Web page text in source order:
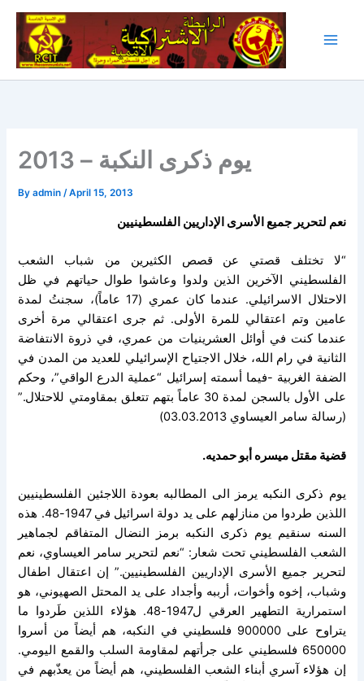
Skip
content
يوم ذكرى النكبة – 2013
Byadmin/April 15, 2013
نعم لتحرير جميع الأسرى الإداريين الفلسطينيين
“لا تختلف قصتي عن قصص الكثيرين من شباب الشعب
الفلسطيني الآخرين الذين ولدوا وعاشوا طوال حياتهم في ظل
الاحتلال الاسرائيلي. عندما كان عمري (17 عاماً)، سجنتُ لمدة
عامين وتم اعتقالي للمرة الأولى. ثم جرى اعتقالي مرة أخرى
عندما كنت في أوائل العشرينيات من عمري، في ذروة الانتفاضة
الثانية في رام الله، خلال الاجتياح الإسرائيلي للعديد من المدن في
الضفة الغربية -فيما أسمته إسرائيل “عملية الدرع الواقي”، وحكم
على الأول بالسجن لمدة 30 عاماً بتهم تتعلق بمقاومتي للاحتلال.”
(رسالة سامر العيساوي 03.03.2013)
قضية مقتل ميسره أبو حمديه.
يوم ذكرى النكبه يرمز الى المطالبه بعودة اللاجئين الفلسطينيين
اللذين طردوا من منازلهم على يد دولة اسرائيل في 1947-48. هذه
السنه سنقيم يوم ذكرى النكبه برمز النضال المتفاقم لجماهير
الشعب الفلسطيني تحت شعار: “نعم لتحرير سامر العيساوي، نعم
لتحرير جميع الأسرى الإداريين الفلسطينيين.” إن اعتقال اطفال
وشباب، إخوه وأخوات، أرببه وأجداد على يد المحتل الصهيوني، هو
استمرارية التطهير العرقي ل1947-48. هؤلاء اللذين طَردوا ما
يتراوح على 900000 فلسطيني في النكبه، هم أيضاً من أسروا
650000 فلسطيني على جرأتهم لمقاومة السلب والقمع اليومي.
إن هؤلاء آسري أبناء الشعب الفلسطيني، هم أيضاً من يعذّبهم في